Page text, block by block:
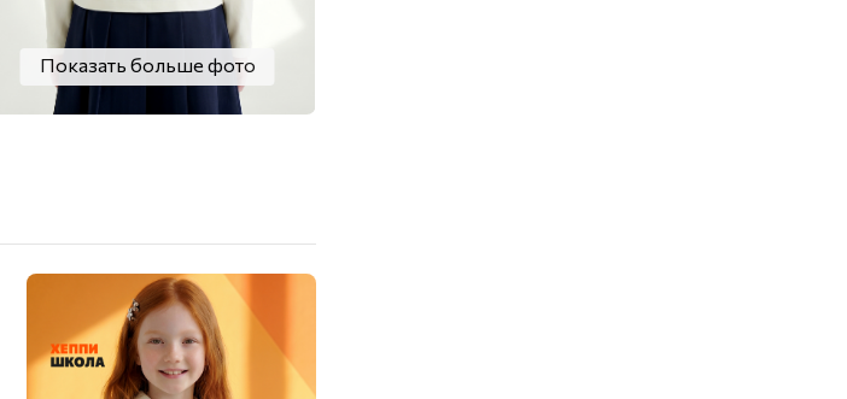
Показать больше фото